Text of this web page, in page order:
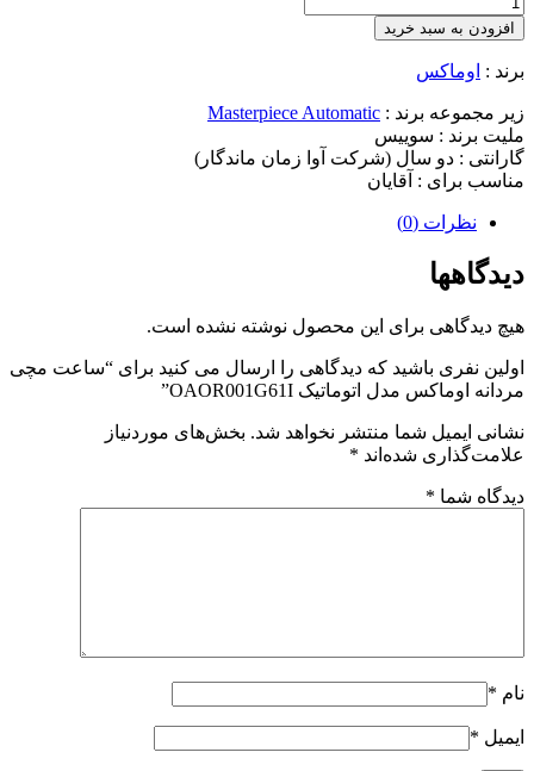
افزودن به سبد خرید
برند : اوماکس
زیر مجموعه برند : Masterpiece Automatic
ملیت برند : سوییس
گارانتی : دو سال (شرکت آوا زمان ماندگار)
مناسب برای : آقایان
نظرات (0)
دیدگاهها
هیچ دیدگاهی برای این محصول نوشته نشده است.
اولین نفری باشید که دیدگاهی را ارسال می کنید برای “ساعت مچی
مردانه اوماکس مدل اتوماتیک OAOR001G61I”
نشانی ایمیل شما منتشر نخواهد شد. بخش‌های موردنیاز
علامت‌گذاری شده‌اند *
دیدگاه شما *
نام *
ایمیل *